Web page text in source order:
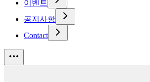
이벤트
공지사항
Contact